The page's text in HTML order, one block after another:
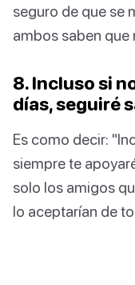
seguro de que se
ambos saben que
8. Incluso si
días, seguiré
Es como decir:
siempre te
solo los amigos
lo aceptarían de